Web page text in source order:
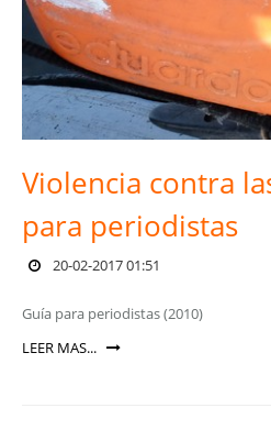
Violencia contra
para periodistas
20-02-2017 01:51
Guía para periodistas (2010)
LEER MAS...